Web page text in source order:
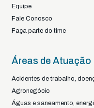
Equipe
Fale Conosco
Faça parte do time
Áreas de Atuação
Acidentes de trabalho,
Agronegócio
Águas e saneamento,